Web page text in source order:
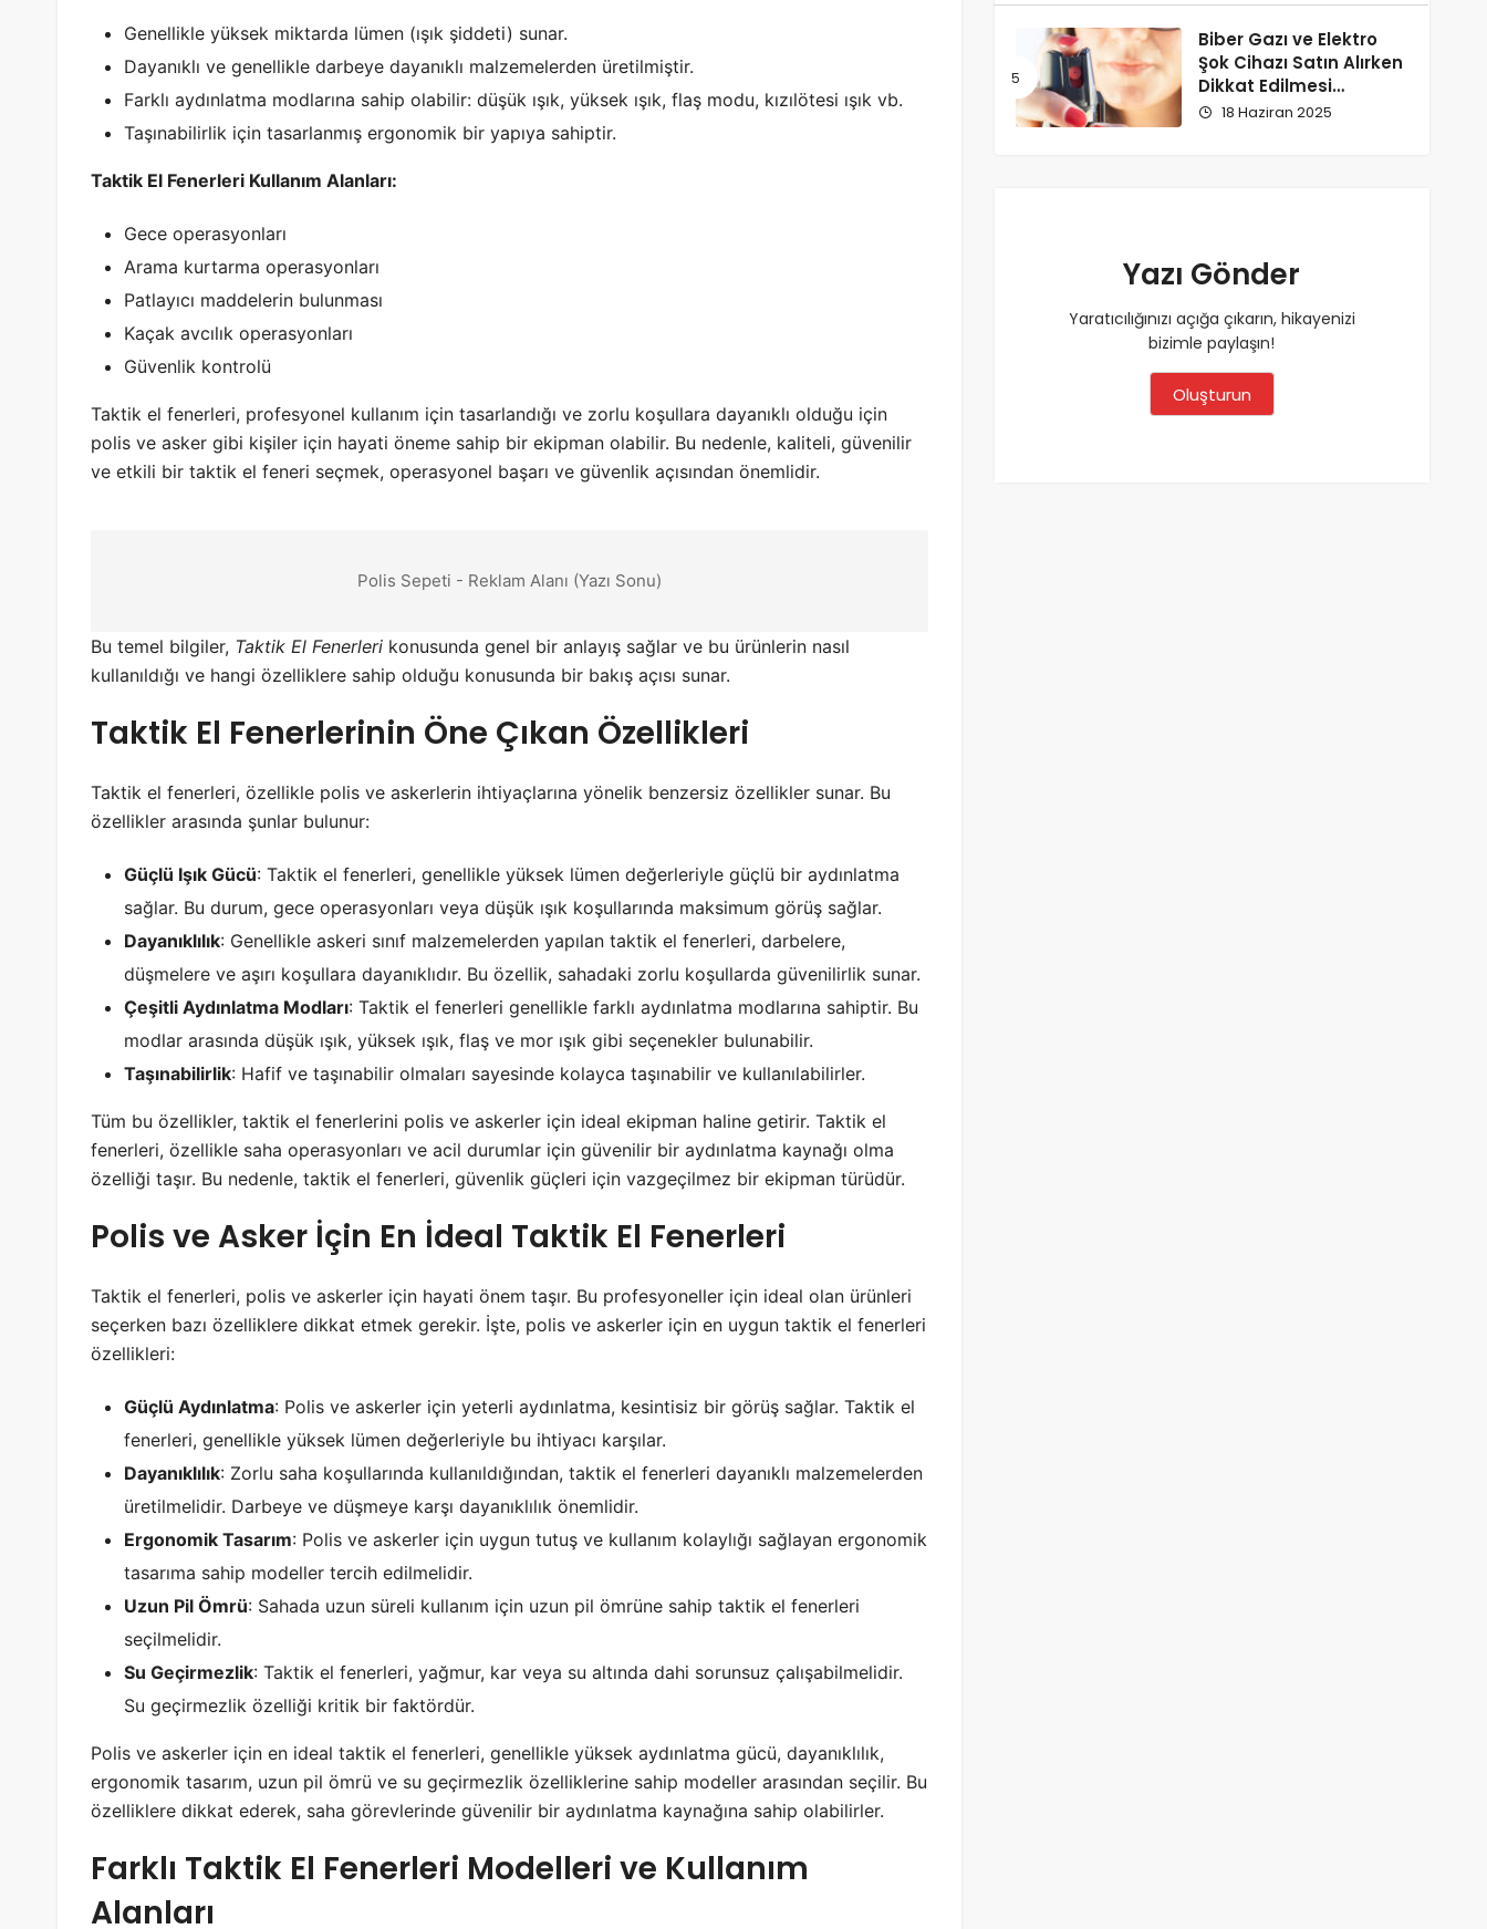
Genellikle yüksek miktarda lümen (ışık şiddeti) sunar.
Dayanıklı ve genellikle darbeye dayanıklı malzemelerden üretilmiştir.
Farklı aydınlatma modlarına sahip olabilir: düşük ışık, yüksek ışık, flaş modu, kızılötesi ışık vb.
Taşınabilirlik için tasarlanmış ergonomik bir yapıya sahiptir.
Taktik El Fenerleri Kullanım Alanları:
Gece operasyonları
Arama kurtarma operasyonları
Patlayıcı maddelerin bulunması
Kaçak avcılık operasyonları
Güvenlik kontrolü
Taktik el fenerleri, profesyonel kullanım için tasarlandığı ve zorlu koşullara dayanıklı olduğu için
polis ve asker gibi kişiler için hayati öneme sahip bir ekipman olabilir. Bu nedenle, kaliteli, güvenilir
ve etkili bir taktik el feneri seçmek, operasyonel başarı ve güvenlik açısından önemlidir.
Polis Sepeti - Reklam Alanı (Yazı Sonu)
Bu temel bilgiler, Taktik El Fenerleri konusunda genel bir anlayış sağlar ve bu ürünlerin nasıl
kullanıldığı ve hangi özelliklere sahip olduğu konusunda bir bakış açısı sunar.
Taktik El Fenerlerinin Öne Çıkan Özellikleri
Taktik el fenerleri, özellikle polis ve askerlerin ihtiyaçlarına yönelik benzersiz özellikler sunar. Bu
özellikler arasında şunlar bulunur:
Güçlü Işık Gücü: Taktik el fenerleri, genellikle yüksek lümen değerleriyle güçlü bir aydınlatma
sağlar. Bu durum, gece operasyonları veya düşük ışık koşullarında maksimum görüş sağlar.
Dayanıklılık: Genellikle askeri sınıf malzemelerden yapılan taktik el fenerleri, darbelere,
düşmelere ve aşırı koşullara dayanıklıdır. Bu özellik, sahadaki zorlu koşullarda güvenilirlik sunar.
Çeşitli Aydınlatma Modları: Taktik el fenerleri genellikle farklı aydınlatma modlarına sahiptir. Bu
modlar arasında düşük ışık, yüksek ışık, flaş ve mor ışık gibi seçenekler bulunabilir.
Taşınabilirlik: Hafif ve taşınabilir olmaları sayesinde kolayca taşınabilir ve kullanılabilirler.
Tüm bu özellikler, taktik el fenerlerini polis ve askerler için ideal ekipman haline getirir. Taktik el
fenerleri, özellikle saha operasyonları ve acil durumlar için güvenilir bir aydınlatma kaynağı olma
özelliği taşır. Bu nedenle, taktik el fenerleri, güvenlik güçleri için vazgeçilmez bir ekipman türüdür.
Polis ve Asker İçin En İdeal Taktik El Fenerleri
Taktik el fenerleri, polis ve askerler için hayati önem taşır. Bu profesyoneller için ideal olan ürünleri
seçerken bazı özelliklere dikkat etmek gerekir. İşte, polis ve askerler için en uygun taktik el fenerleri
özellikleri:
Güçlü Aydınlatma: Polis ve askerler için yeterli aydınlatma, kesintisiz bir görüş sağlar. Taktik el
fenerleri, genellikle yüksek lümen değerleriyle bu ihtiyacı karşılar.
Dayanıklılık: Zorlu saha koşullarında kullanıldığından, taktik el fenerleri dayanıklı malzemelerden
üretilmelidir. Darbeye ve düşmeye karşı dayanıklılık önemlidir.
Ergonomik Tasarım: Polis ve askerler için uygun tutuş ve kullanım kolaylığı sağlayan ergonomik
tasarıma sahip modeller tercih edilmelidir.
Uzun Pil Ömrü: Sahada uzun süreli kullanım için uzun pil ömrüne sahip taktik el fenerleri
seçilmelidir.
Su Geçirmezlik: Taktik el fenerleri, yağmur, kar veya su altında dahi sorunsuz çalışabilmelidir.
Su geçirmezlik özelliği kritik bir faktördür.
Polis ve askerler için en ideal taktik el fenerleri, genellikle yüksek aydınlatma gücü, dayanıklılık,
ergonomik tasarım, uzun pil ömrü ve su geçirmezlik özelliklerine sahip modeller arasından seçilir. Bu
özelliklere dikkat ederek, saha görevlerinde güvenilir bir aydınlatma kaynağına sahip olabilirler.
Farklı Taktik El Fenerleri Modelleri ve Kullanım
Alanları
Biber Gazı ve Elektro
Şok Cihazı Satın Alırken
Dikkat Edilmesi
Gerekenler
18 Haziran 2025
Yazı Gönder
Yaratıcılığınızı açığa çıkarın, hikayenizi
bizimle paylaşın!
Oluşturun